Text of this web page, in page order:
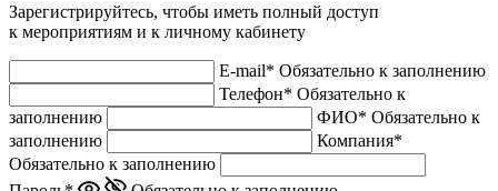
Зарегистрируйтесь, чтобы иметь полный доступ
к мероприятиям и к личному кабинету
E-mail* Обязательно к заполнению
Телефон* Обязательно к
заполнению
ФИО* Обязательно к
заполнению
Компания*
Обязательно к заполнению